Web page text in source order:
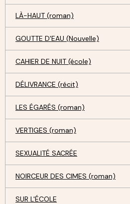
LÀ-HAUT (roman)
GOUTTE D'EAU (Nouvelle)
CAHIER DE NUIT (école)
DÉLIVRANCE (récit)
LES ÉGARÉS (roman)
VERTIGES (roman)
SEXUALITÉ SACRÉE
NOIRCEUR DES CIMES (roman)
SUR L'ÉCOLE